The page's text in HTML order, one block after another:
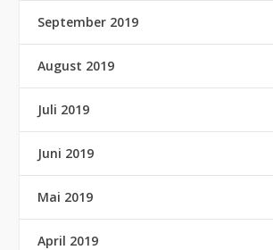
September 2019
August 2019
Juli 2019
Juni 2019
Mai 2019
April 2019